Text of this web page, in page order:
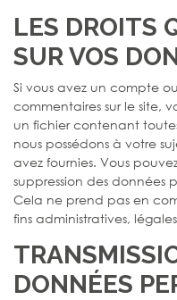
LES DROITS
SUR VOS
Si vous avez un compte
commentaires sur le site,
un fichier contenant
nous possédons à votre
avez fournies. Vous
suppression des données
Cela ne prend pas en
fins administratives,
DONNÉES